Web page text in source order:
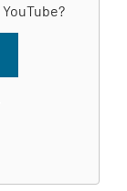
YouTube?